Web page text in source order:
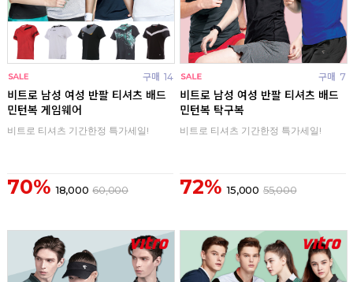
구매 14
비트로 남성 여성 반팔 티셔츠 배드
민턴복 게임웨어
비트로 티셔츠 기간한정 특가세일!
70% 18,000 60,000
구매 7
비트로 남성 여성 반팔 티셔츠 배드
민턴복 탁구복
비트로 티셔츠 기간한정 특가세일!
72% 15,000 55,000